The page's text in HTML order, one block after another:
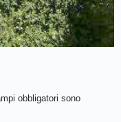
obbligatori sono